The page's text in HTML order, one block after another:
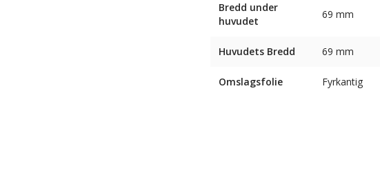
Bredd under
huvudet
69 mm
Huvudets Bredd 69 mm
Omslagsfolie Fyrkantig